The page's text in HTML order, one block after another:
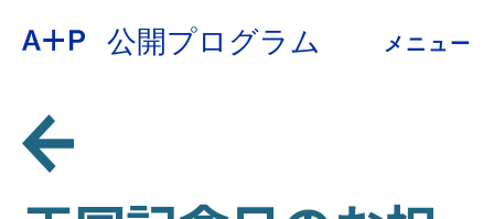
公開プログラム メニュー
約
教育
ESPAÑOL